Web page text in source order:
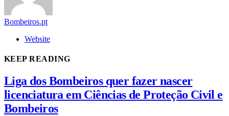
Bombeiros.pt
Website
KEEP READING
Liga dos Bombeiros quer fazer nascer
licenciatura em Ciências de Proteção Civil e
Bombeiros